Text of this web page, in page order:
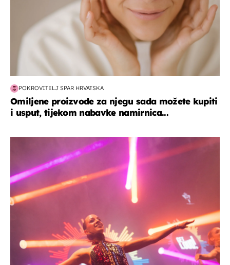
POKROVITELJ SPAR HRVATSKA
Omiljene proizvode za njegu sada možete kupiti
i usput, tijekom nabavke namirnica...